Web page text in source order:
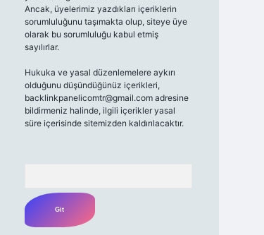
Ancak, üyelerimiz yazdıkları içeriklerin
sorumluluğunu taşımakta olup, siteye üye
olarak bu sorumluluğu kabul etmiş
sayılırlar.
Hukuka ve yasal düzenlemelere aykırı
olduğunu düşündüğünüz içerikleri,
backlinkpanelicomtr@gmail.comadresine
bildirmeniz halinde, ilgili içerikler yasal
süre içerisinde sitemizden kaldırılacaktır.